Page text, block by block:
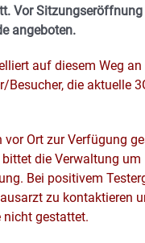
Vor
angeboten.
auf diesem Weg an
die aktuelle
vor Ort zur Verfügung
die Verwaltung um
Bei positivem
zu kontaktieren
gestattet.